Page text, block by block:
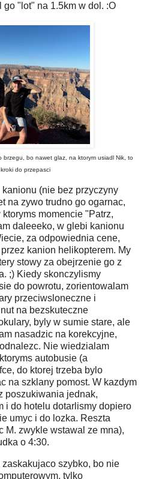
"lot" na 1.5km w dol. :O
bo nawet glaz, na ktorym usiadl Nik, to
do przepasci
(nie bez przyczyny
na zywo trudno go ogarnac,
momencie "Patrz,
daleeeko, w glebi kanionu
za odpowiednia cene,
kanion helikopterem. My
stowy za obejrzenie go z
;) Kiedy skonczylismy
do powrotu, zorientowalam
przeciwsloneczne i
na bezskuteczne
byly w sumie stare, ale
nasadzic na korekcyjne,
Nie wiedzialam
autobusie (a
do ktorej trzeba bylo
na szklany pomost. W kazdym
poszukiwania jednak,
i do hotelu dotarlismy dopiero
umyc i do lozka. Reszta
M. zwykle wstawal ze mna),
o 4:30.
szybko, bo nie
tylko